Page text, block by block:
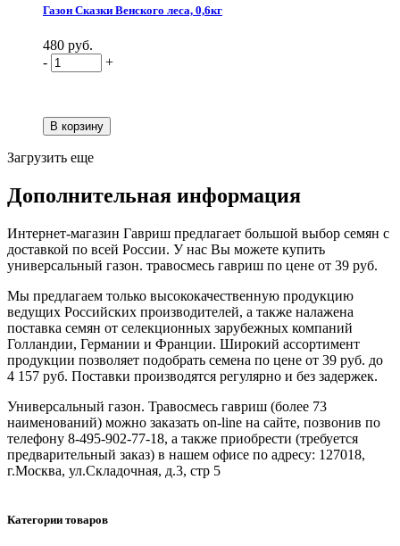
Газон Сказки Венского леса, 0,6кг
480 руб.
-
+
Загрузить еще
Дополнительная информация
Интернет-магазин Гавриш предлагает большой выбор семян с
доставкой по всей России. У нас Вы можете купить
универсальный газон. травосмесь гавриш по цене от 39 руб.
Мы предлагаем только высококачественную продукцию
ведущих Российских производителей, а также налажена
поставка семян от селекционных зарубежных компаний
Голландии, Германии и Франции. Широкий ассортимент
продукции позволяет подобрать семена по цене от 39 руб. до
4 157 руб. Поставки производятся регулярно и без задержек.
Универсальный газон. Травосмесь гавриш (более 73
наименований) можно заказать on-line на сайте, позвонив по
телефону 8-495-902-77-18, а также приобрести (требуется
предварительный заказ) в нашем офисе по адресу: 127018,
г.Москва, ул.Складочная, д.3, стр 5
Категории товаров